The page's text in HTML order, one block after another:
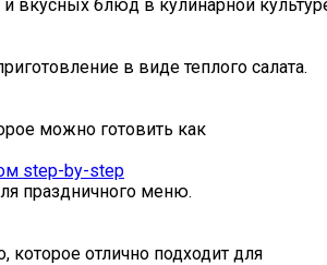
вкусных блюд в кулинарной
в виде теплого салата.
можно готовить как
step-by-step
праздничного меню.
отлично подходит для